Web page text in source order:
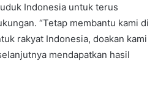
Indonesia untuk terus
“Tetap membantu kami di
rakyat Indonesia, doakan kami
mendapatkan hasil